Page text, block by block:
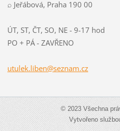
⌕ Jeřábová, Praha 190 00
ÚT, ST, ČT, SO, NE - 9-17 hod
PO + PÁ - ZAVŘENO
utulek.liben@seznam.cz
© 2023 Všechna
Vytvořeno